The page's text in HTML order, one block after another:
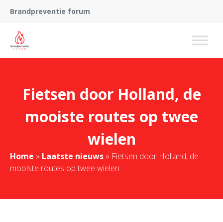
Brandpreventie forum
Fietsen door Holland, de
mooiste routes op twee
wielen
Home » Laatste nieuws » Fietsen door Holland, de
mooiste routes op twee wielen